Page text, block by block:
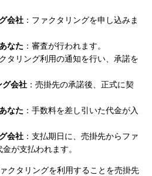
会社 ：ファクタリングを申し込みま
なた ：審査が行われます。
タリング利用の通知を行い、承諾を
会社 ：売掛先の承諾後、正式に契
なた ：手数料を差し引いた代金が入
会社 ：支払期日に、売掛先からファ
が支払われます。
クタリングを利用することを売掛先